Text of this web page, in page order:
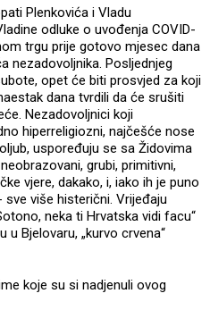
Plenkovića i Vladu
odluke o uvođenja COVID-
trgu prije gotovo mjesec dana
nezadovoljnika. Posljednjeg
opet će biti prosvjed za koji
dana tvrdili da će srušiti
Nezadovoljnici koji
hiperreligiozni, najčešće nose
uspoređuju se sa Židovima
grubi, primitivni,
vjere, dakako, i, iako ih je puno
više histerični. Vrijeđaju
neka ti Hrvatska vidi facu“
u Bjelovaru, „kurvo crvena“
koje su si nadjenuli ovog